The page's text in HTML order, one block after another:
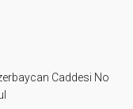
Caddesi No